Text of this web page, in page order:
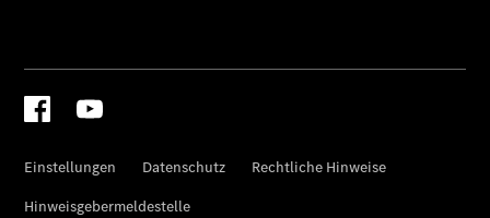
Tourer -
Junge
Sterne
Digitale